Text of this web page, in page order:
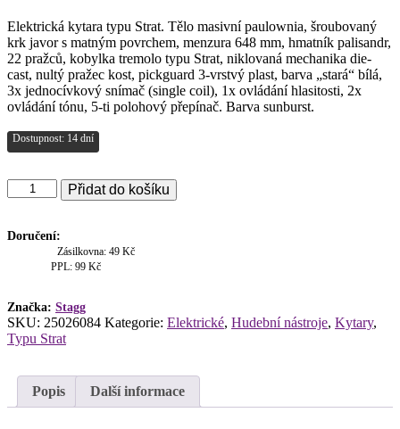
Elektrická kytara typu Strat. Tělo masivní paulownia, šroubovaný
krk javor s matným povrchem, menzura 648 mm, hmatník palisandr,
22 pražců, kobylka tremolo typu Strat, niklovaná mechanika die-
cast, nultý pražec kost, pickguard 3-vrstvý plast, barva „stará“ bílá,
3x jednocívkový snímač (single coil), 1x ovládání hlasitosti, 2x
ovládání tónu, 5-ti polohový přepínač. Barva sunburst.
Dostupnost: 14 dní
Stagg
SES-
SNB,
elektrická
Přidat do košíku
Doručení:
Zásilkovna: 49 Kč
PPL: 99 Kč
Značka: Stagg
SKU: 25026084 Kategorie: Elektrické, Hudební nástroje, Kytary,
Typu Strat
Popis Další informace